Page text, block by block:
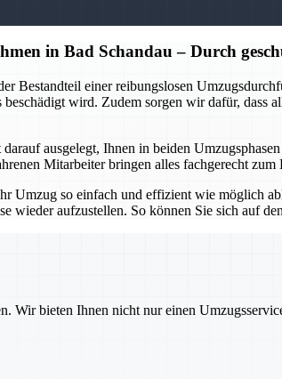
in Bad Schandau – Durch
Bestandteil einer reibungslosen
wird. Zudem sorgen wir dafür, dass
ausgelegt, Ihnen in beiden
Mitarbeiter bringen alles fachgerecht
Umzug so einfach und effizient wie möglich
wieder aufzustellen. So können Sie sich auf
Wir bieten Ihnen nicht nur einen